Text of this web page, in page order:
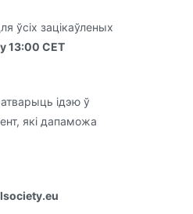
ўсіх зацікаўленых
13:00 CET
ідэю ў
які дапаможа